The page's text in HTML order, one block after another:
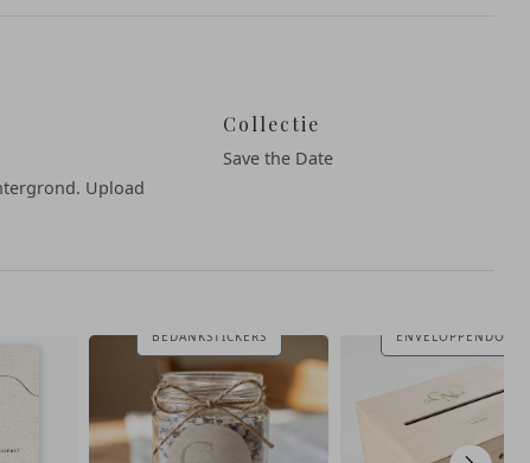
Upload
Collectie
Save the Date
BEDANKSTICKERS ENVELOPPENDOOS